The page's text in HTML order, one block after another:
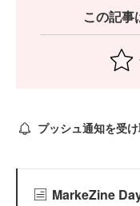
この記事
プッシュ通知を受
MarkeZine